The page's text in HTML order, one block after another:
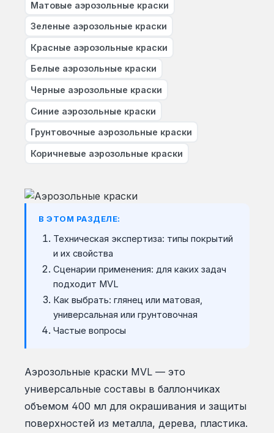
Матовые аэрозольные краски
Зеленые аэрозольные краски
Красные аэрозольные краски
Белые аэрозольные краски
Черные аэрозольные краски
Синие аэрозольные краски
Грунтовочные аэрозольные краски
Коричневые аэрозольные краски
В ЭТОМ РАЗДЕЛЕ:
Техническая экспертиза: типы покрытий
и их свойства
Сценарии применения: для каких задач
подходит MVL
Как выбрать: глянец или матовая,
универсальная или грунтовочная
Частые вопросы
Аэрозольные краски MVL — это
универсальные составы в баллончиках
объемом 400 мл для окрашивания и защиты
поверхностей из металла, дерева, пластика.